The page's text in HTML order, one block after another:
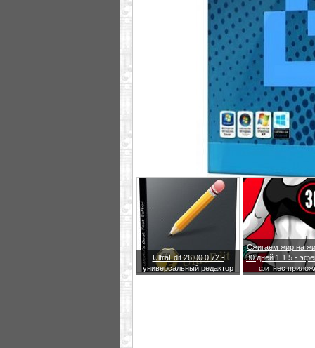
UltraEdit 26.00.0.72 -
универсальный редактор
Сжигаем жир на
30 дней 1.1.5 -
фитнес